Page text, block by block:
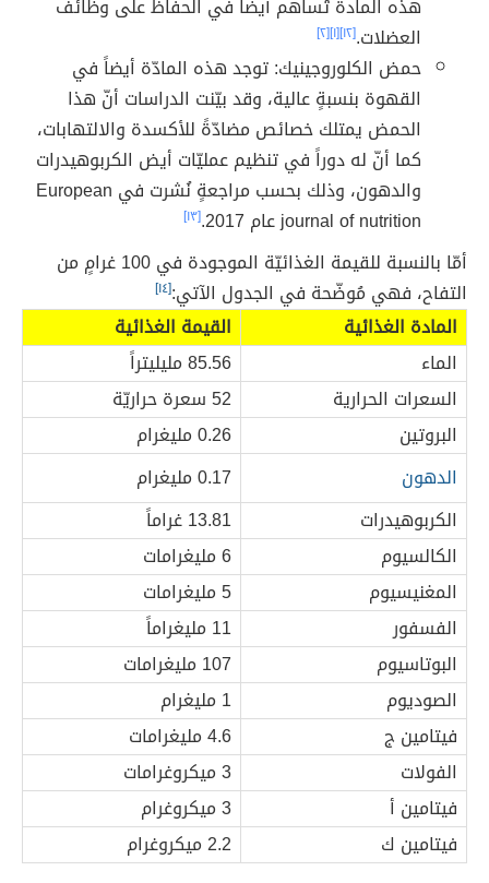
هذه المادة تُساهم أيضاً في الحفاظ على وظائف
العضلات.[١٢] [١] [٢]
حمض الكلوروجينيك: توجد هذه المادّة أيضاً في
القهوة بنسبةٍ عالية، وقد بيّنت الدراسات أنّ هذا
الحمض يمتلك خصائص مضادّةً للأكسدة والالتهابات،
كما أنّ له دوراً في تنظيم عمليّات أيض الكربوهيدرات
والدهون، وذلك بحسب مراجعةٍ نُشرت في European
journal of nutrition عام 2017.
[١٣]
أمّا بالنسبة للقيمة الغذائيّة الموجودة في 100 غرامٍ من
التفاح، فهي مُوضّحة في الجدول الآتي:[١٤]
المادة الغذائية
القيمة الغذائية
الماء
85.56 مليليتراً
السعرات الحرارية
52 سعرة حراريّة
البروتين
0.26 مليغرام
الدهون
0.17 مليغرام
الكربوهيدرات
13.81 غراماً
الكالسيوم
6 مليغرامات
المغنيسيوم
5 مليغرامات
الفسفور
11 مليغراماً
البوتاسيوم
107 مليغرامات
الصوديوم
1 مليغرام
فيتامين ج
4.6 مليغرامات
الفولات
3 ميكروغرامات
فيتامين أ
3 ميكروغرام
فيتامين ك
2.2 ميكروغرام